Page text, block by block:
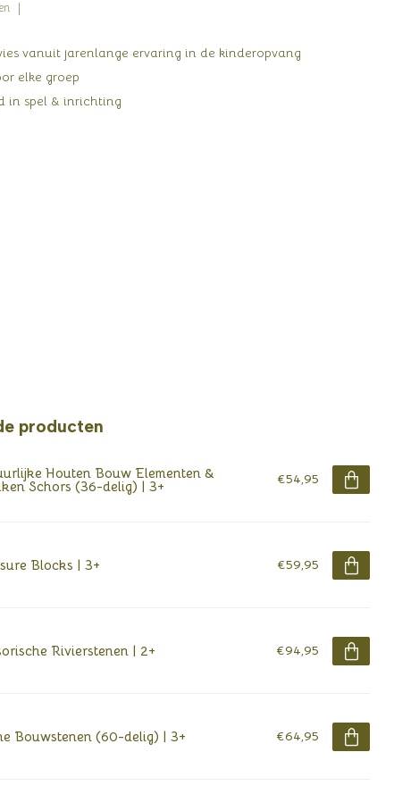
vanuit jarenlange ervaring in de kinderopvang
elke groep
in spel & inrichting
producten
Houten Bouw Elementen &
Schors (36-delig) | 3+ €54,95
Blocks | 3+ €59,95
Rivierstenen | 2+ €94,95
Bouwstenen (60-delig) | 3+ €64,95